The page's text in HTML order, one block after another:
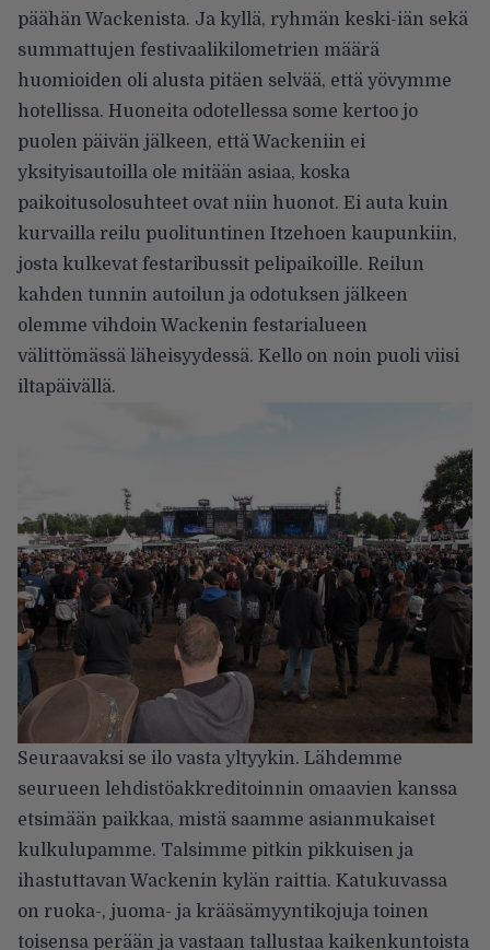
päähän Wackenista. Ja kyllä, ryhmän keski-iän sekä
summattujen festivaalikilometrien määrä
huomioiden oli alusta pitäen selvää, että yövymme
hotellissa. Huoneita odotellessa some kertoo jo
puolen päivän jälkeen, että Wackeniin ei
yksityisautoilla ole mitään asiaa, koska
paikoitusolosuhteet ovat niin huonot. Ei auta kuin
kurvailla reilu puolituntinen Itzehoen kaupunkiin,
josta kulkevat festaribussit pelipaikoille. Reilun
kahden tunnin autoilun ja odotuksen jälkeen
olemme vihdoin Wackenin festarialueen
välittömässä läheisyydessä. Kello on noin puoli viisi
iltapäivällä.
Seuraavaksi se ilo vasta yltyykin. Lähdemme
seurueen lehdistöakkreditoinnin omaavien kanssa
etsimään paikkaa, mistä saamme asianmukaiset
kulkulupamme. Talsimme pitkin pikkuisen ja
ihastuttavan Wackenin kylän raittia. Katukuvassa
on ruoka-, juoma- ja krääsämyyntikojuja toinen
toisensa perään ja vastaan tallustaa kaikenkuntoista